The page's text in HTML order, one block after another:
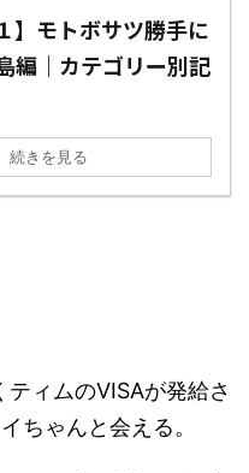
】モトボサツ勝手に
編｜カテゴリー別記
続きを見る
ィムのVISAが発給さ
ちゃんと会える。